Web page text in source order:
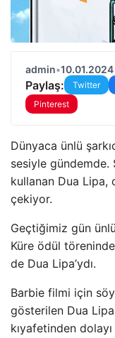
admin•10.01.2024
Paylaş: Twitter
Pinterest
Dünyaca ünlü
sesiyle gündemde.
kullanan Dua Lipa,
çekiyor.
Geçtiğimiz gün
Küre ödül
de Dua Lipa’ydı.
Barbie filmi için
gösterilen Dua
kıyafetinden